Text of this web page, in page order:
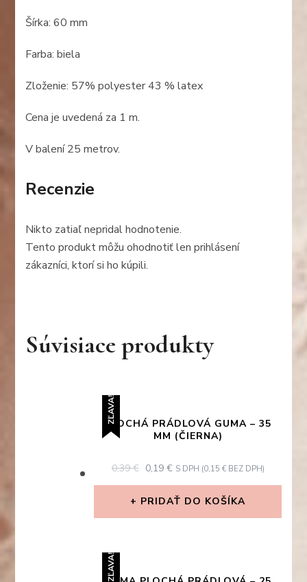
Šírka: 60 mm
Farba: biela
Zloženie: 57% polyester 43 % latex
Cena je uvedená za 1 m.
V balení 25 metrov.
Recenzie
Nikto zatiaľ nepridal hodnotenie.
Tento produkt môžu ohodnotiť len prihlásení
zákazníci, ktorí si ho kúpili.
Súvisiace produkty
ZĽAVA!
PLOCHÁ PRÁDLOVÁ GUMA – 35
MM (ČIERNA)
0,39€ ORIGINAL
PRICE
0,39 €.
0,19 €CURRENT
0,19 €.
S DPH (0,15 €BEZ DPH)
PRIDAŤ DO KOŠÍKA
ZĽAVA!